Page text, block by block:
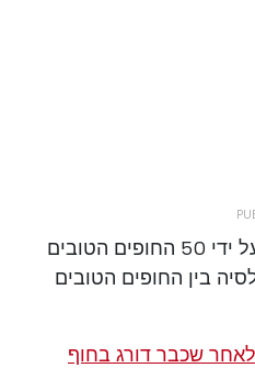
רשימת 2026, שנאספה על ידי 50 החופים הטובים
בין החופים הטובים
שכבר דורג בחוף